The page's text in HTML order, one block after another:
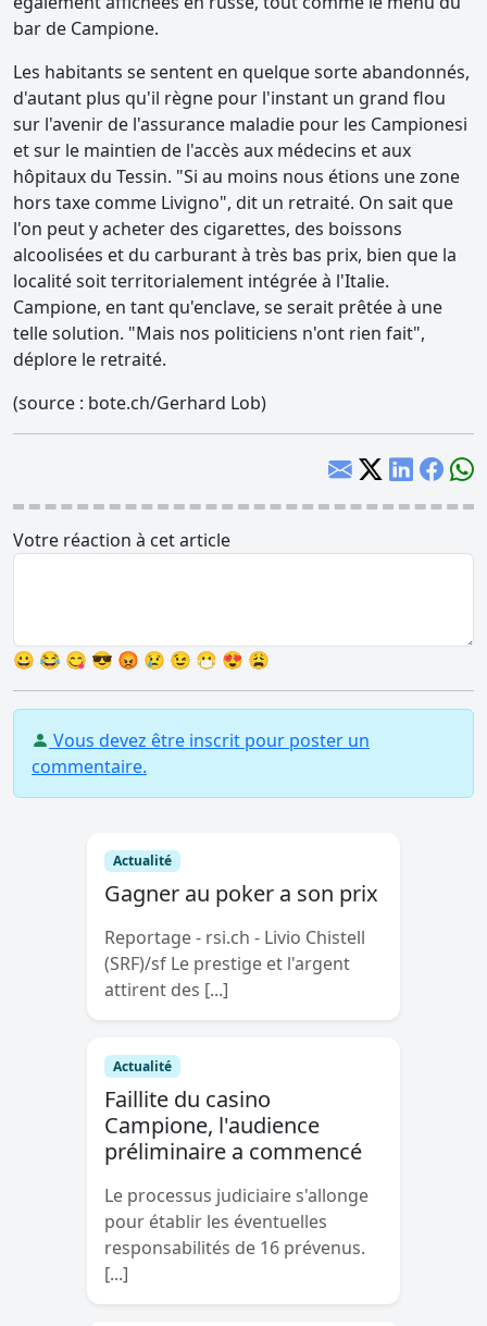
bar de Campione.
Les habitants se sentent en quelque sorte abandonnés,
d'autant plus qu'il règne pour l'instant un grand flou
sur l'avenir de l'assurance maladie pour les Campionesi
et sur le maintien de l'accès aux médecins et aux
hôpitaux du Tessin. "Si au moins nous étions une zone
hors taxe comme Livigno", dit un retraité. On sait que
l'on peut y acheter des cigarettes, des boissons
alcoolisées et du carburant à très bas prix, bien que la
localité soit territorialement intégrée à l'Italie.
Campione, en tant qu'enclave, se serait prêtée à une
telle solution. "Mais nos politiciens n'ont rien fait",
déplore le retraité.
(source : bote.ch/Gerhard Lob)
Votre réaction à cet article
😀 😂 😋 😎 😡 😢 😉 😷 😍 😩
Vous devez être inscrit pour poster un
commentaire.
Actualité
Gagner au poker a son prix
Reportage - rsi.ch - Livio Chistell
(SRF)/sf Le prestige et l'argent
attirent des [...]
Actualité
Faillite du casino
Campione, l'audience
préliminaire a commencé
Le processus judiciaire s'allonge
pour établir les éventuelles
responsabilités de 16 prévenus.
[...]